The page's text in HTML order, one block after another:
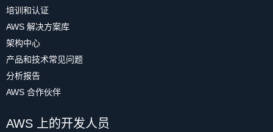
培训和认证
AWS 解决方案库
架构中心
产品和技术常见问题
分析报告
AWS 合作伙伴
AWS 上的开发人员